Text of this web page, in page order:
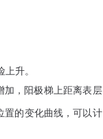
升。
加，阳极梯上距离表层
置的变化曲线，可以计